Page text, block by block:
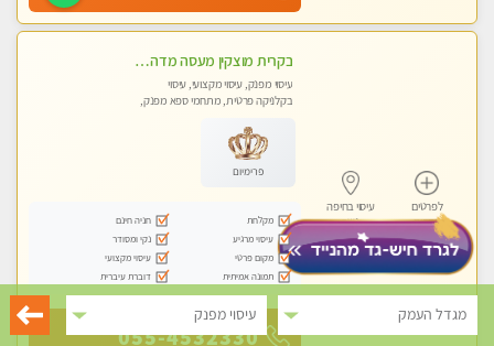
מגדל העמק עיסוי מפנק
לפרטים
נוספים
עיסוי בחיפה
נשר
בקרית מוצקין מעסה מדהימה- כל סוגי העיסויים מעסה מקצועית ואיכותית פרטי!!! לחוויה בלתי נשכחת!!
עיסוי מפנק, עיסוי מקצועי, עיסוי
בקלניקה פרטית, מתחמי ספא מפנק,
פרימיום
מקלחת
חניה חינם
עיסוי מרגיע
נקי ומסודר
מקום פרטי
עיסוי מקצועי
תמונה אמיתית
דוברת עיברית
055-4532330